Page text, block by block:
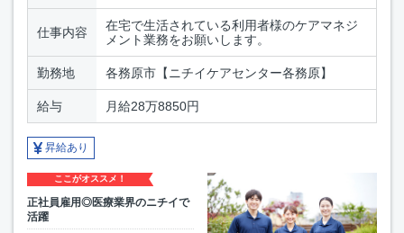
仕事内容
在宅で生活されている利用者様のケアマネジ
メント業務をお願いします。
勤務地 各務原市【ニチイケアセンター各務原】
給与 月給28万8850円
昇給あり
ここがオススメ！
正社員雇用◎医療業界のニチイで
活躍